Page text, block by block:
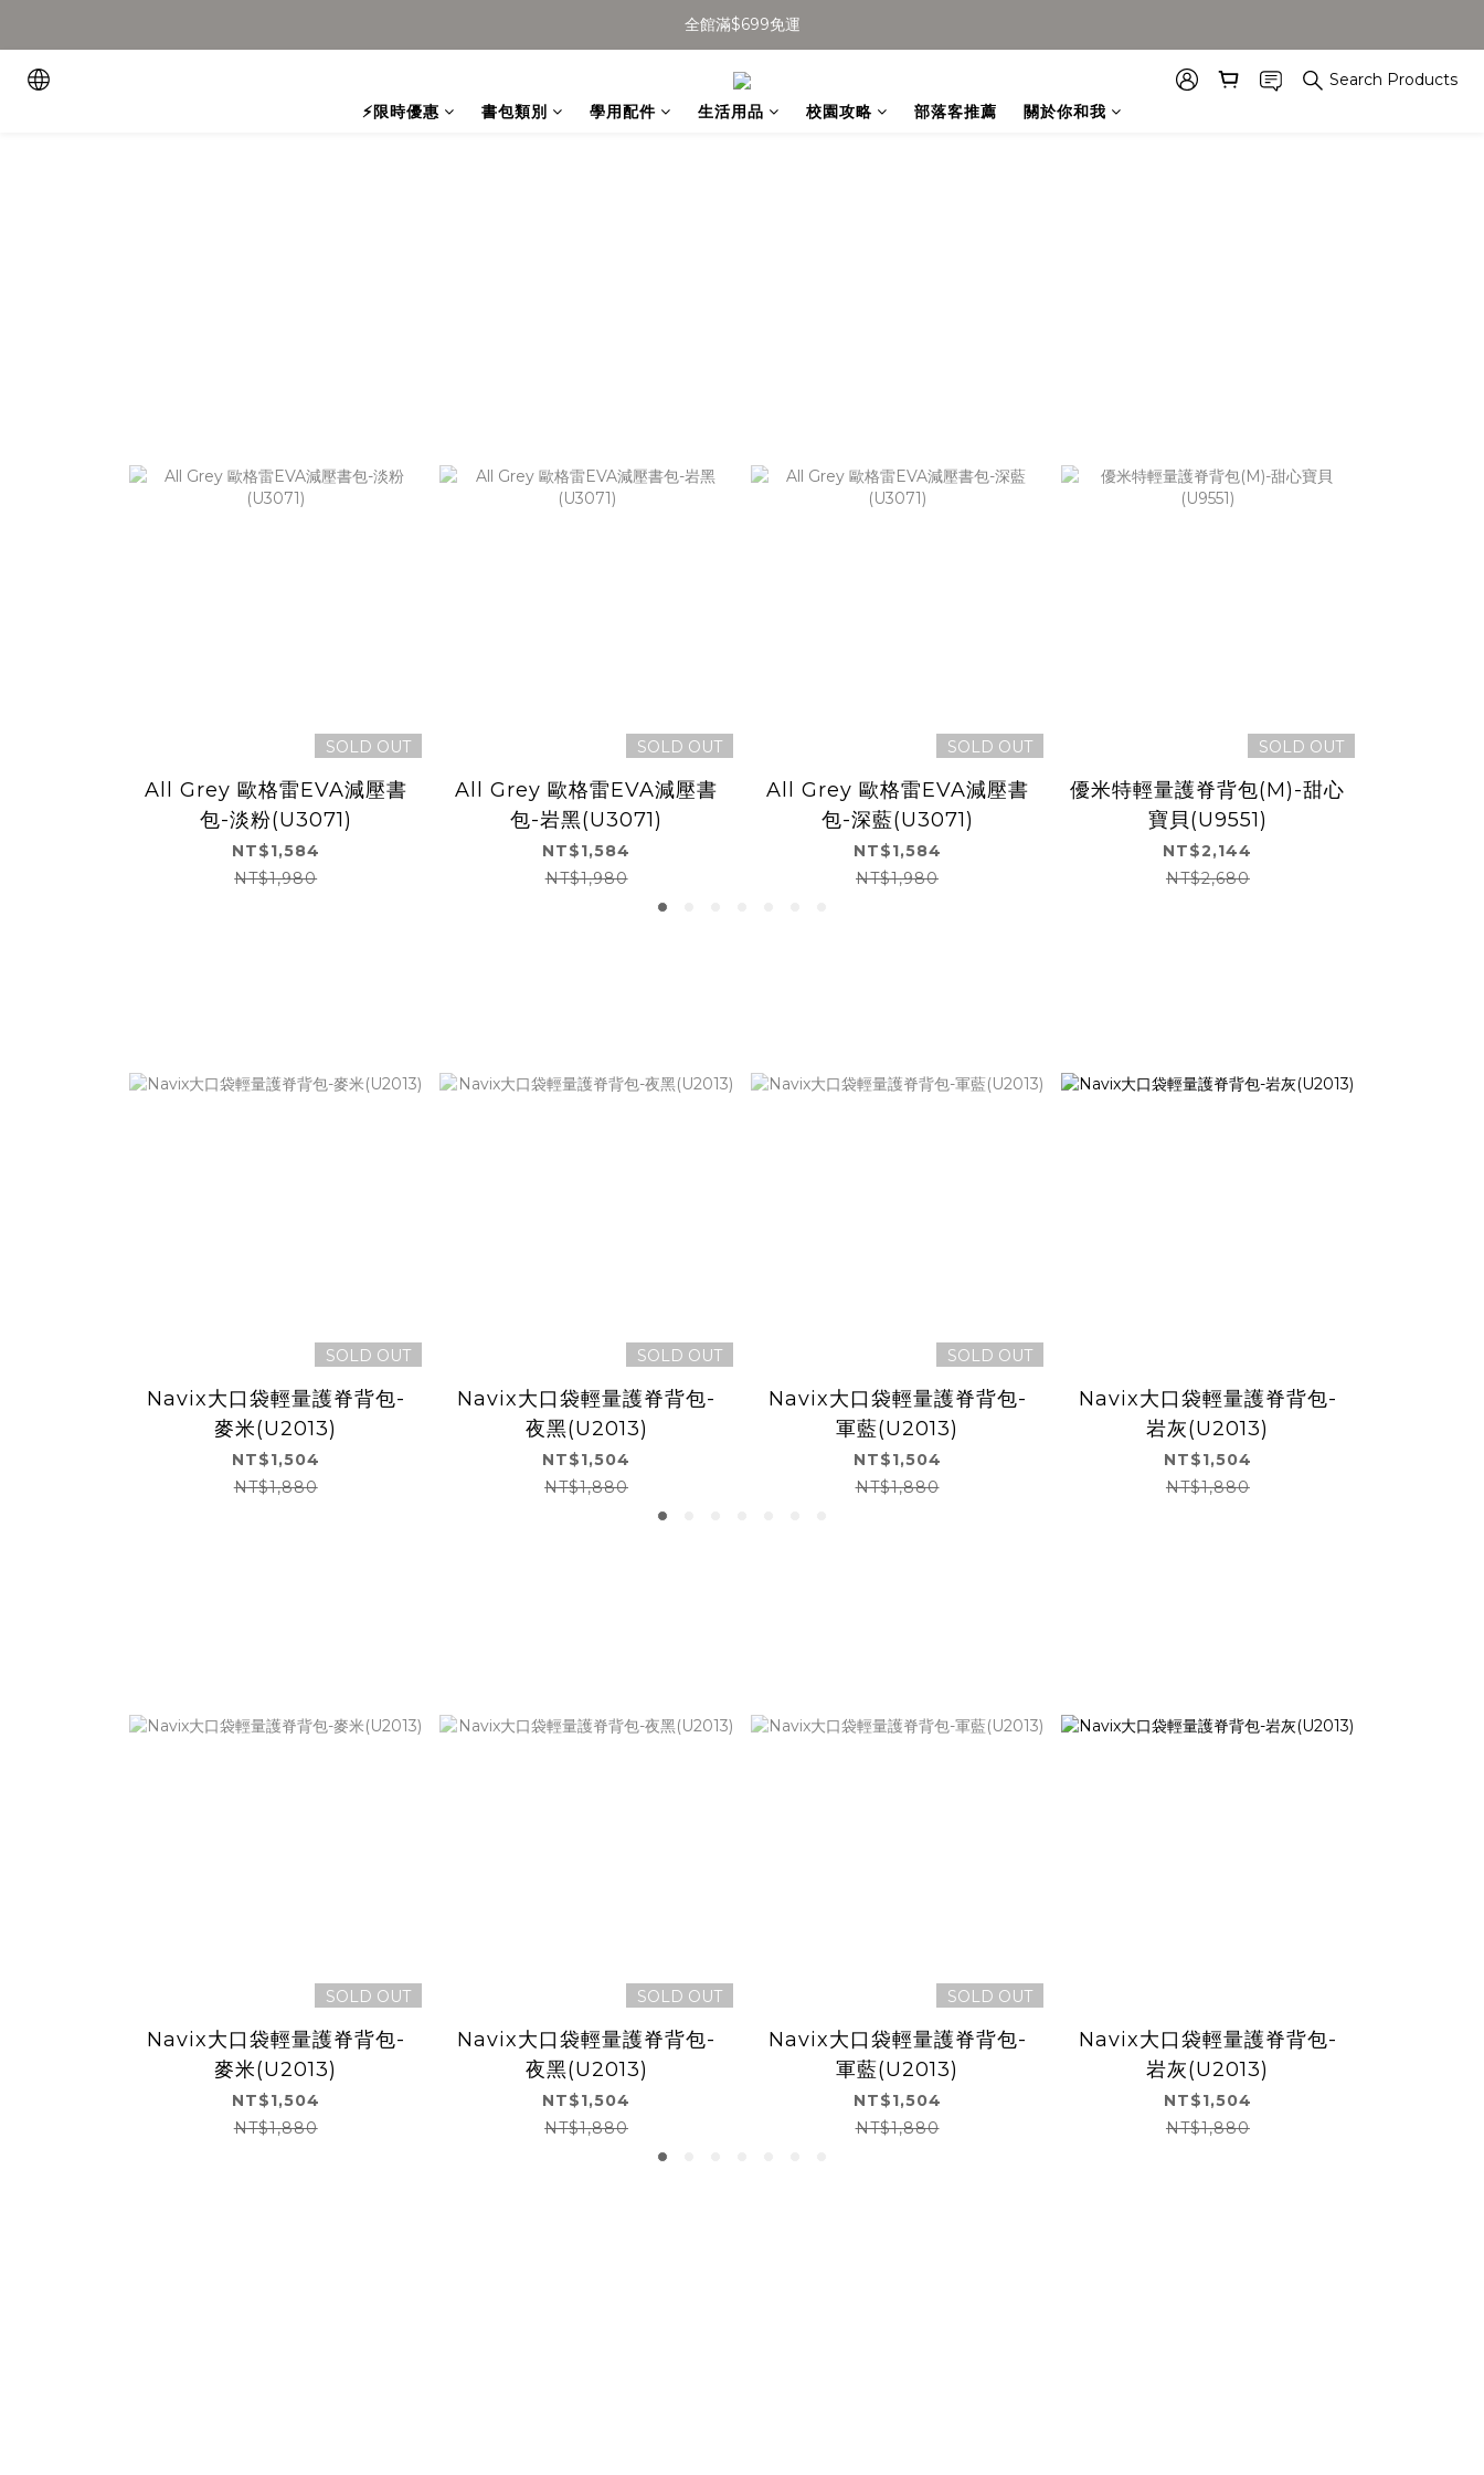
全館滿$699免運
全館滿$699免運
加入會員得$100購物金👉
全館滿$699免運
Search Products
⚡限時優惠
書包類別 學用配件 生活用品 校園攻略 部落客推薦 關於你和我
SOLD OUT
All Grey 歐格雷EVA減壓書
包-淡粉(U3071)
NT$1,584
NT$1,980
SOLD OUT
All Grey 歐格雷EVA減壓書
包-岩黑(U3071)
NT$1,584
NT$1,980
SOLD OUT
All Grey 歐格雷EVA減壓書
包-深藍(U3071)
NT$1,584
NT$1,980
SOLD OUT
優米特輕量護脊背包(M)-甜心
寶貝(U9551)
NT$2,144
NT$2,680
SOLD OUT
Navix大口袋輕量護脊背包-
麥米(U2013)
NT$1,504
NT$1,880
SOLD OUT
Navix大口袋輕量護脊背包-
夜黑(U2013)
NT$1,504
NT$1,880
SOLD OUT
Navix大口袋輕量護脊背包-
軍藍(U2013)
NT$1,504
NT$1,880
Navix大口袋輕量護脊背包-
岩灰(U2013)
NT$1,504
NT$1,880
SOLD OUT
Navix大口袋輕量護脊背包-
麥米(U2013)
NT$1,504
NT$1,880
SOLD OUT
Navix大口袋輕量護脊背包-
夜黑(U2013)
NT$1,504
NT$1,880
SOLD OUT
Navix大口袋輕量護脊背包-
軍藍(U2013)
NT$1,504
NT$1,880
Navix大口袋輕量護脊背包-
岩灰(U2013)
NT$1,504
NT$1,880